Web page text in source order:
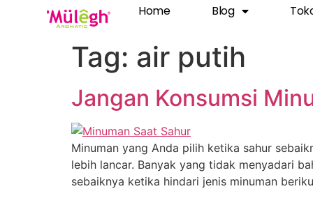
Home Blog
Tag: air putih
Jangan Konsumsi
Minuman yang Anda pilih ketika sahur
lebih lancar. Banyak yang tidak menyadari
sebaiknya ketika hindari jenis minuman